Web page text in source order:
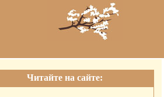
Читайте на сайте: